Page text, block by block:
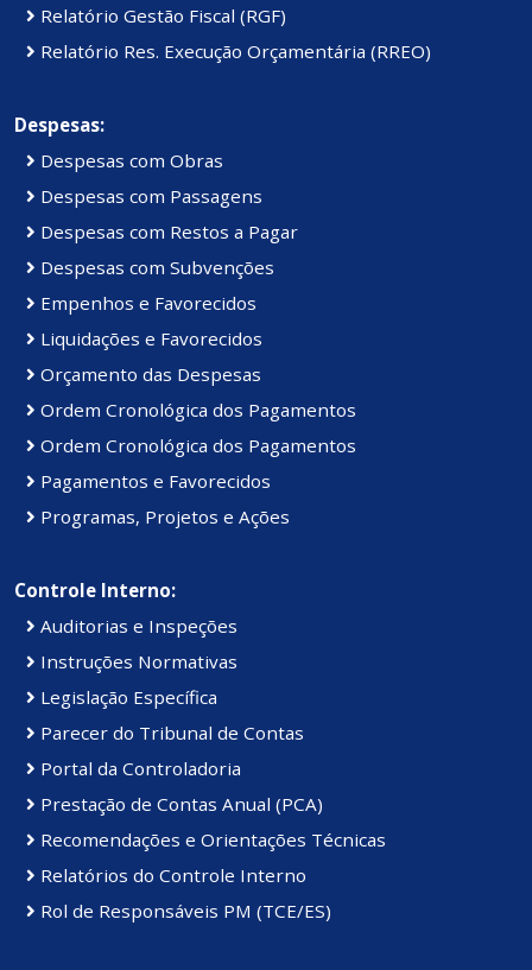
Relatório Gestão Fiscal (RGF)
Relatório Res. Execução Orçamentária (RREO)
Despesas:
Despesas com Obras
Despesas com Passagens
Despesas com Restos a Pagar
Despesas com Subvenções
Empenhos e Favorecidos
Liquidações e Favorecidos
Orçamento das Despesas
Ordem Cronológica dos Pagamentos
Ordem Cronológica dos Pagamentos
Pagamentos e Favorecidos
Programas, Projetos e Ações
Controle Interno:
Auditorias e Inspeções
Instruções Normativas
Legislação Específica
Parecer do Tribunal de Contas
Portal da Controladoria
Prestação de Contas Anual (PCA)
Recomendações e Orientações Técnicas
Relatórios do Controle Interno
Rol de Responsáveis PM (TCE/ES)